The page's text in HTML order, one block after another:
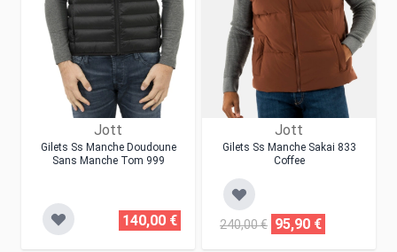
Jott
Gilets Ss Manche Doudoune
Sans Manche Tom 999
140,00 €
Jott
Gilets Ss Manche Sakai 833
Coffee
240,00 € 95,90 €